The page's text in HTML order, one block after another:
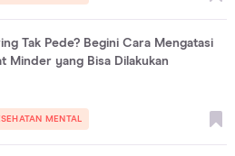
Tak Pede? Begini Cara Mengatasi
Minder yang Bisa Dilakukan
MENTAL